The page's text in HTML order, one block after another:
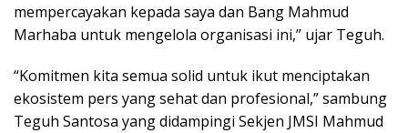
mempercayakan kepada saya dan Bang Mahmud
Marhaba untuk mengelola organisasi ini,” ujar Teguh.
“Komitmen kita semua solid untuk ikut menciptakan
ekosistem pers yang sehat dan profesional,” sambung
Teguh Santosa yang didampingi Sekjen JMSI Mahmud